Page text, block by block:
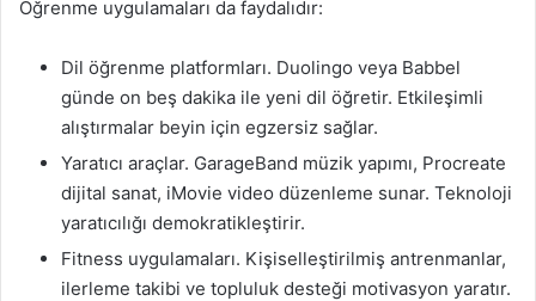
Öğrenme uygulamaları da faydalıdır:
Dil öğrenme platformları. Duolingo veya Babbel
günde on beş dakika ile yeni dil öğretir. Etkileşimli
alıştırmalar beyin için egzersiz sağlar.
Yaratıcı araçlar. GarageBand müzik yapımı, Procreate
dijital sanat, iMovie video düzenleme sunar. Teknoloji
yaratıcılığı demokratikleştirir.
Fitness uygulamaları. Kişiselleştirilmiş antrenmanlar,
ilerleme takibi ve topluluk desteği motivasyon yaratır.